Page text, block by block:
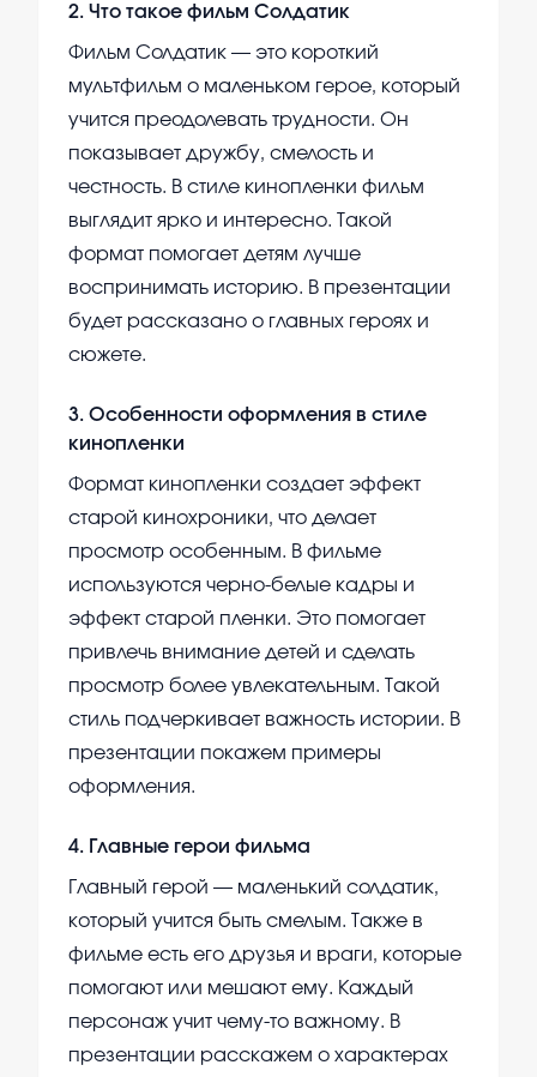
2. Что такое фильм Солдатик
Фильм Солдатик — это короткий
мультфильм о маленьком герое, который
учится преодолевать трудности. Он
показывает дружбу, смелость и
честность. В стиле кинопленки фильм
выглядит ярко и интересно. Такой
формат помогает детям лучше
воспринимать историю. В презентации
будет рассказано о главных героях и
сюжете.
3. Особенности оформления в стиле
кинопленки
Формат кинопленки создает эффект
старой кинохроники, что делает
просмотр особенным. В фильме
используются черно-белые кадры и
эффект старой пленки. Это помогает
привлечь внимание детей и сделать
просмотр более увлекательным. Такой
стиль подчеркивает важность истории. В
презентации покажем примеры
оформления.
4. Главные герои фильма
Главный герой — маленький солдатик,
который учится быть смелым. Также в
фильме есть его друзья и враги, которые
помогают или мешают ему. Каждый
персонаж учит чему-то важному. В
презентации расскажем о характерах